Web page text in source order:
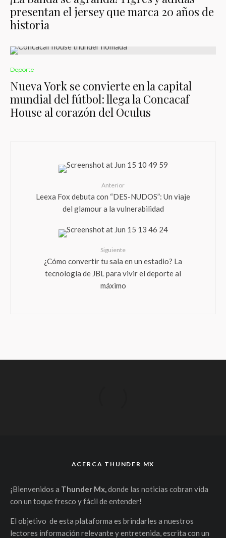
presentan el jersey que marca 20 años de
historia
Deporte
Nueva York se convierte en la capital
mundial del fútbol: llega la Concacaf
House al corazón del Oculus
Anterior
Leexa Fox debuta con “DES-NUDOS”: Un viaje
del glamour a la vulnerabilidad
Siguiente
¿Cómo convertir tu sala en un estadio? La
tecnología de JBL para vivir el deporte al
máximo
ACERCA THUNDER MX
¡Bienvenidos a Thunder Mx,donde las noticias cobran vida
con un toque fresco y fácil de entender!
El objetivo de esta plataforma es brindarles a nuestros
lectores información relevante y entretenida, escrita con un